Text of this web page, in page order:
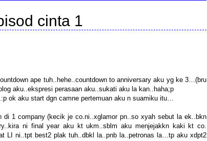
cinta 1
ape tuh..hehe..countdown to anniversary aku yg ke 3…(bru
aku..ekspresi perasaan aku..sukati aku la kan..haha;p
ok aku start dgn camne pertemuan aku n suamiku itu…
di 1 company (kecik je co.ni..xglamor pn..so xyah sebut la ek..bkn
ni final year aku kt ukm..sblm aku menjejakkn kaki kt co.
LI ni..tpt best2 plak tuh..dbkl la..pnb la..petronas la…tp aku xdpt2